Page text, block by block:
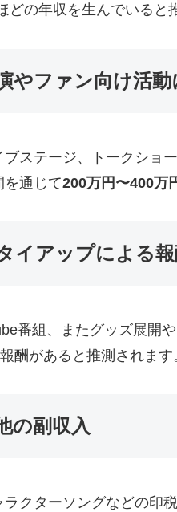
どの年収を生んでいると
やファン向け活動
ステージ、トークショ
を通じて200万円〜400万
イアップによる報
番組、またグッズ展開
酬があると推測されます
の副収入
クターソングなどの印